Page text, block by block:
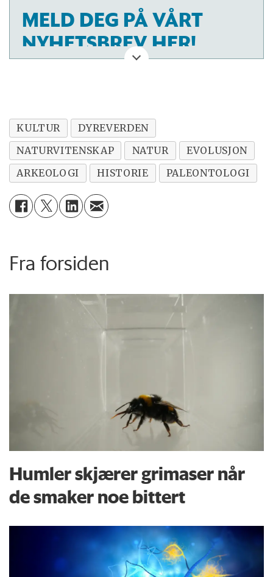
MELD DEG PÅ VÅRT
NYHETSBREV HER!
KULTUR
DYREVERDEN
NATURVITENSKAP
NATUR
EVOLUSJON
ARKEOLOGI
HISTORIE PALEONTOLOGI
Fra forsiden
Humler skjærer grimaser når
de smaker noe bittert